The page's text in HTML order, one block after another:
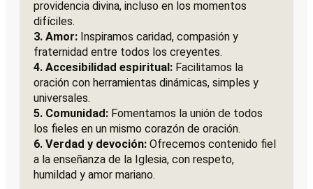
providencia divina, incluso en los momentos
difíciles.
3. Amor: Inspiramos caridad, compasión y
fraternidad entre todos los creyentes.
4. Accesibilidad espiritual: Facilitamos la
oración con herramientas dinámicas, simples y
universales.
5. Comunidad: Fomentamos la unión de todos
los fieles en un mismo corazón de oración.
6. Verdad y devoción: Ofrecemos contenido fiel
a la enseñanza de la Iglesia, con respeto,
humildad y amor mariano.